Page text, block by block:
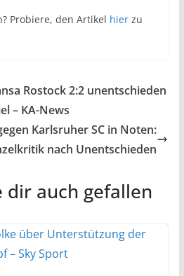
Probiere, den Artikel hierzu
Rostock 2:2 unentschieden
– KA-News
Karlsruher SC in Noten:
nach Unentschieden
dir auch gefallen